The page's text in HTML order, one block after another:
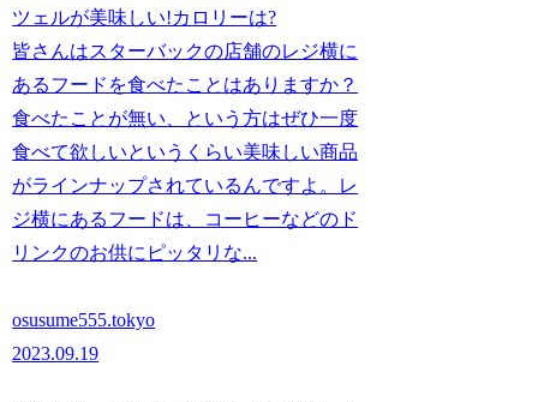
ツェルが美味しい!カロリーは?
皆さんはスターバックの店舗のレジ横に
あるフードを食べたことはありますか？
食べたことが無い、という方はぜひ一度
食べて欲しいというくらい美味しい商品
がラインナップされているんですよ。レ
ジ横にあるフードは、コーヒーなどのド
リンクのお供にピッタリな...
osusume555.tokyo
2023.09.19